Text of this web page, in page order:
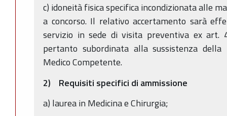
c) idoneità fisica specifica incondizionata alle
a concorso. Il relativo accertamento sarà
servizio in sede di visita preventiva ex art.
pertanto subordinata alla sussistenza
Medico Competente.
2) Requisiti specifici di ammissione
a) laurea in Medicina e Chirurgia;